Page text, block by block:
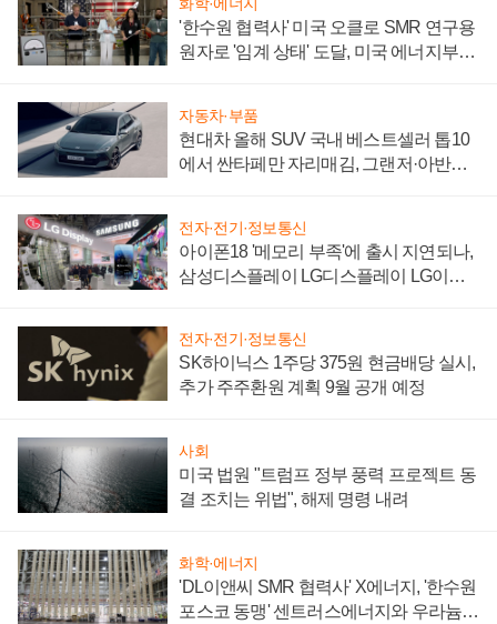
화학·에너지
'한수원 협력사' 미국 오클로 SMR 연구용
원자로 '임계 상태' 도달, 미국 에너지부
자동차·부품
현대차 올해 SUV 국내 베스트셀러 톱10
에서 싼타페만 자리매김, 그랜저·아반떼
전자·전기·정보통신
아이폰18 '메모리 부족'에 출시 지연되나,
삼성디스플레이 LG디스플레이 LG이노
전자·전기·정보통신
SK하이닉스 1주당 375원 현금배당 실시,
추가 주주환원 계획 9월 공개 예정
사회
미국 법원 "트럼프 정부 풍력 프로젝트 동
결 조치는 위법", 해제 명령 내려
화학·에너지
'DL이앤씨 SMR 협력사' X에너지, '한수원
포스코 동맹' 센트러스에너지와 우라늄